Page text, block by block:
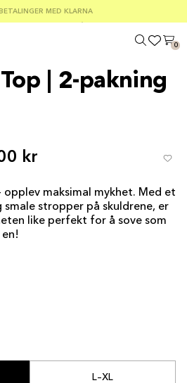
30–50 % RABATT PÅ ALT
PÅ ORDRE OVER €100
MED KLARNA
0
| 2-pakning
kr
opplev maksimal mykhet. Med et
stropper på skuldrene, er
like perfekt for å sove som
L–XL